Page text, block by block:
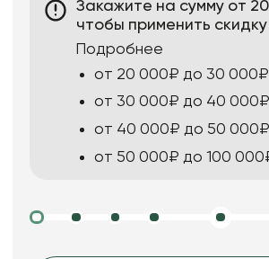
Закажите на сумму от
чтобы применить скидку
Подробнее
от 20 000₽ до 30 000₽
от 30 000₽ до 40 000₽
от 40 000₽ до 50 000₽
от 50 000₽ до 100